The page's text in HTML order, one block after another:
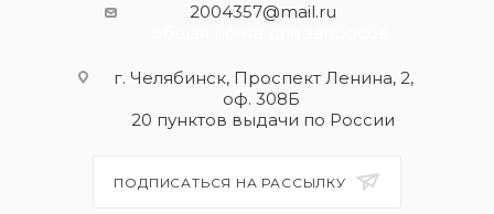
2004357@mail.ru
г. Челябинск, Проспект Ленина, 2,
оф. 308Б
20 пунктов выдачи по России
ПОДПИСАТЬСЯ НА РАССЫЛКУ